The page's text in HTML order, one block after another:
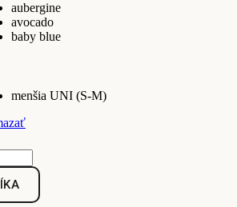
aubergine
avocado
baby blue
menšia UNI (S-M)